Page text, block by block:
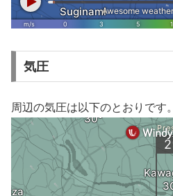
気圧
周辺の気圧は以下のとおりです。